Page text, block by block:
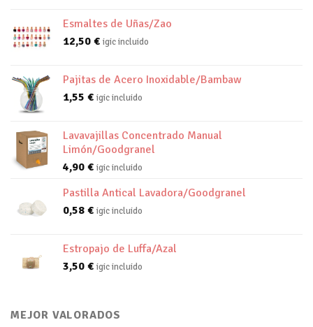
Esmaltes de Uñas/Zao
12,50 € igic incluido
Pajitas de Acero Inoxidable/Bambaw
1,55 € igic incluido
Lavavajillas Concentrado Manual
Limón/Goodgranel
4,90 € igic incluido
Pastilla Antical Lavadora/Goodgranel
0,58 € igic incluido
Estropajo de Luffa/Azal
3,50 € igic incluido
MEJOR VALORADOS